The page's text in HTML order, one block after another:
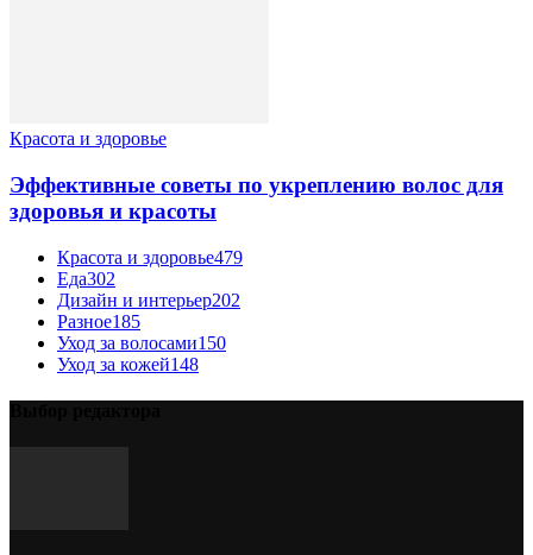
Красота и здоровье
Эффективные советы по укреплению волос для
здоровья и красоты
Красота и здоровье479
Еда302
Дизайн и интерьер202
Разное185
Уход за волосами150
Уход за кожей148